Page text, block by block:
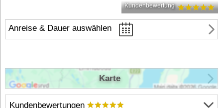
Kundenbewertung
Anreise & Dauer auswählen
Kundenbewertungen
Karte